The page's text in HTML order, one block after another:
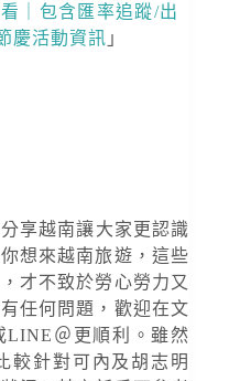
｜包含匯率追蹤/出
慶活動資訊 」
享越南讓大家更認識
想來越南旅遊，這些
才不致於勞心勞力又
任何問題，歡迎在文
LINE＠更順利。雖然
較針對可內及胡志明